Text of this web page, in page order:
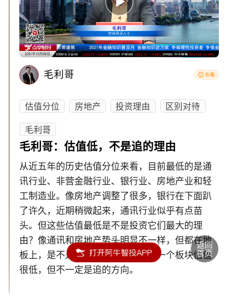
毛利哥
估值分位 房地产 投资理由
区别对待
毛利哥
毛利哥：估值低，不是追的理由
从近五年的历史估值分位来看，目前最低的是通
讯行业、非营金融行业、银行业、房地产业和轻
工制造业。像房地产调整了很多，银行在下面趴
了许久，近期稍微起来，通讯行业似乎有点苗
头。但这些估值最低是不是投资它们最大的理
由？像通讯和房地产势头明显不一样，但都在地
板上，是不是要有区别对待！虽然一个板块估值
很低，但不一定是追的方向。